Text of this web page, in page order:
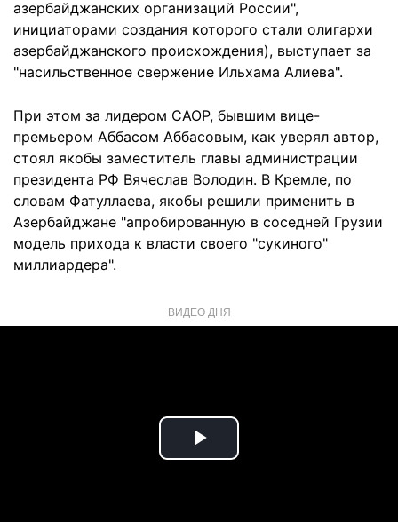
азербайджанских организаций России",
инициаторами создания которого стали олигархи
азербайджанского происхождения), выступает за
"насильственное свержение Ильхама Алиева".
При этом за лидером САОР, бывшим вице-
премьером Аббасом Аббасовым, как уверял автор,
стоял якобы заместитель главы администрации
президента РФ Вячеслав Володин. В Кремле, по
словам Фатуллаева, якобы решили применить в
Азербайджане "апробированную в соседней Грузии
модель прихода к власти своего "сукиного"
миллиардера".
ВИДЕО ДНЯ
Play